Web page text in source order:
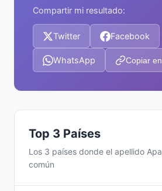
Compartir mi resultado:
Twitter Facebook
WhatsApp Copiar
Top 3 Países
Los 3 países donde el apellido
común